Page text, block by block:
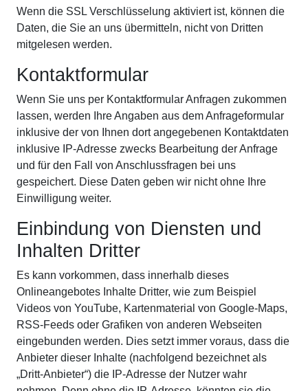
Wenn die SSL Verschlüsselung aktiviert ist, können die
Daten, die Sie an uns übermitteln, nicht von Dritten
mitgelesen werden.
Kontaktformular
Wenn Sie uns per Kontaktformular Anfragen zukommen
lassen, werden Ihre Angaben aus dem Anfrageformular
inklusive der von Ihnen dort angegebenen Kontaktdaten
inklusive IP-Adresse zwecks Bearbeitung der Anfrage
und für den Fall von Anschlussfragen bei uns
gespeichert. Diese Daten geben wir nicht ohne Ihre
Einwilligung weiter.
Einbindung von Diensten und
Inhalten Dritter
Es kann vorkommen, dass innerhalb dieses
Onlineangebotes Inhalte Dritter, wie zum Beispiel
Videos von YouTube, Kartenmaterial von Google-Maps,
RSS-Feeds oder Grafiken von anderen Webseiten
eingebunden werden. Dies setzt immer voraus, dass die
Anbieter dieser Inhalte (nachfolgend bezeichnet als
„Dritt-Anbieter“) die IP-Adresse der Nutzer wahr